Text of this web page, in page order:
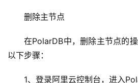
技
删除主节点
在PolarDB中，删除主节点的
以下步骤：
1、登录阿里云控制台，进入